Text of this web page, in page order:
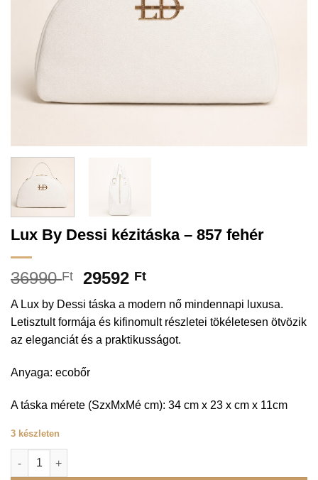
Lux By Dessi kézitáska – 857 fehér
36990Ft 29592 Ft
A Lux by Dessi táska a modern nő mindennapi luxusa.
Letisztult formája és kifinomult részletei tökéletesen ötvözik
az eleganciát és a praktikusságot.
Anyaga: ecobőr
A táska mérete (SzxMxMé cm): 34 cm x 23 x cm x 11cm
3 készleten
Lux By Dessi kézitáska - 857 fehér mennyiség